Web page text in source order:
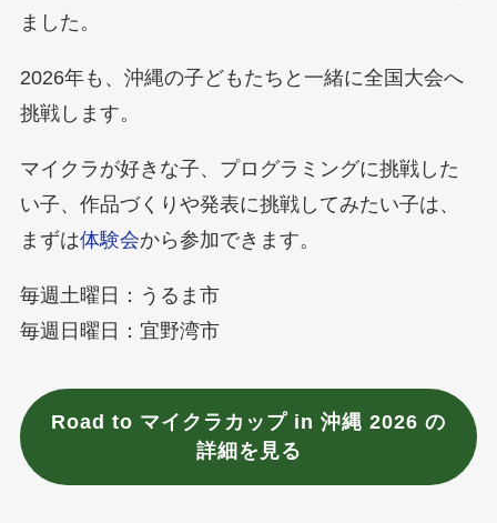
ました。
2026年も、沖縄の子どもたちと一緒に全国大会へ
挑戦します。
マイクラが好きな子、プログラミングに挑戦した
い子、作品づくりや発表に挑戦してみたい子は、
まずは体験会から参加できます。
毎週土曜日：うるま市
毎週日曜日：宜野湾市
Road to マイクラカップ in 沖縄 2026 の
詳細を見る